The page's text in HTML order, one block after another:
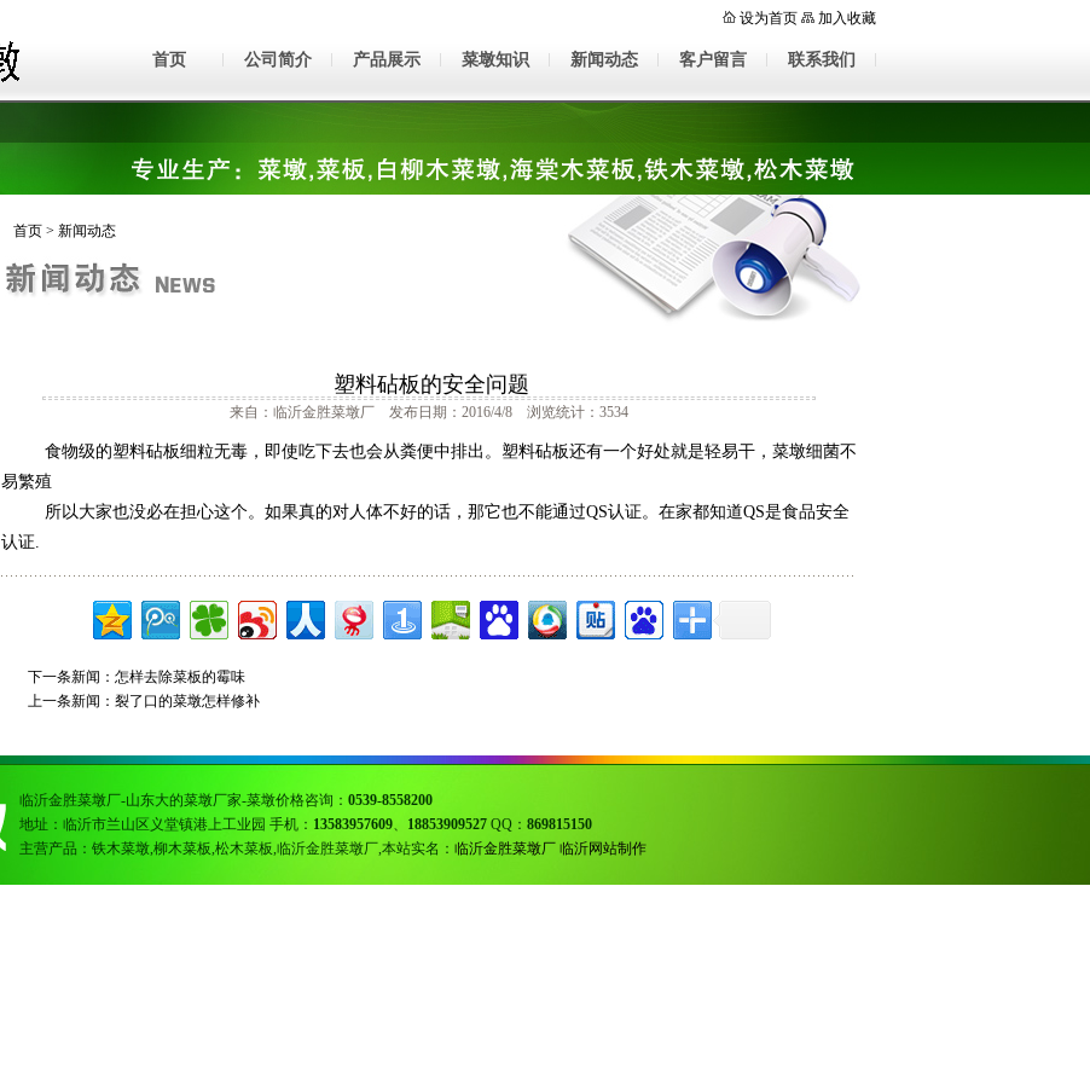
设为首页 加入收藏
首页 公司简介 产品展示 菜墩知识 新闻动态 客户留言 联系我们
首页> 新闻动态
塑料砧板的安全问题
来自：临沂金胜菜墩厂 发布日期：2016/4/8 浏览统计：3534
食物级的塑料砧板细粒无毒，即使吃下去也会从粪便中排出。塑料砧板还有一个好处就是轻易干，菜墩细菌不
易繁殖
所以大家也没必在担心这个。如果真的对人体不好的话，那它也不能通过QS认证。在家都知道QS是食品安全
认证.
下一条新闻： 怎样去除菜板的霉味
上一条新闻： 裂了口的菜墩怎样修补
临沂金胜菜墩厂-山东大的菜墩厂家-菜墩价格咨询： 0539-8558200
地址：临沂市兰山区义堂镇港上工业园 手机： 13583957609、 18853909527QQ： 869815150
主营产品：铁木菜墩,柳木菜板,松木菜板,临沂金胜菜墩厂,本站实名： 临沂金胜菜墩厂 临沂网站制作